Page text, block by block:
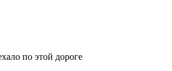
по этой дороге